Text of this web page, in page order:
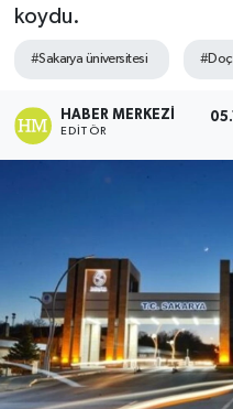
koydu.
#Sakarya üniversitesi #Doç.
HABER MERKEZI
EDITÖR